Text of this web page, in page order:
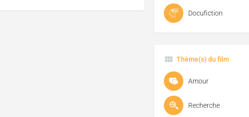
Docufiction
Thème(s) du film
Amour
Recherche